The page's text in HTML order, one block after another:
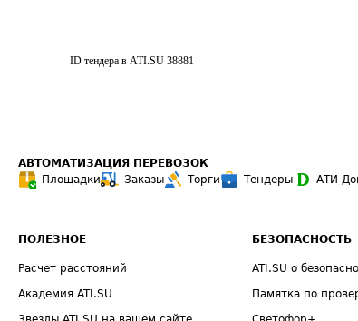
ID тендера в ATI.SU 38881
АВТОМАТИЗАЦИЯ ПЕРЕВОЗОК
Площадки
Заказы Торги Тендеры АТИ-
ПОЛЕЗНОЕ
Расчет расстояний
Академия ATI.SU
БЕЗОПАСНОСТЬ
ATI.SU о
Памятка по